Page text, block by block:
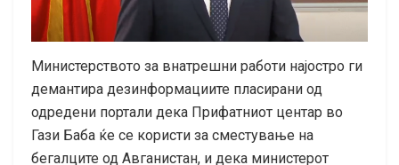
Министерството за внатрешни работи најостро ги
демантира дезинформациите пласирани од
одредени портали дека Прифатниот центар во
Гази Баба ќе се користи за сместување на
бегалците од Авганистан, и дека министерот